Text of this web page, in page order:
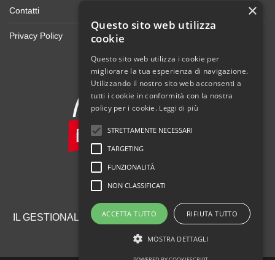
Contatti
Privacy Policy
IL GESTIONALE PER IL TUO NEGOZIO DI BICICLETTE
×
Questo sito web utilizza
cookie
Questo sito web utilizza i cookie per
migliorare la tua esperienza di navigazione.
Utilizzando il nostro sito web acconsenti a
tutti i cookie in conformità con la nostra
policy per i cookie. Leggi di più
STRETTAMENTE NECESSARI
TARGETING
FUNZIONALITÀ
NON CLASSIFICATI
ACCETTA TUTTO RIFIUTA TUTTO
MOSTRA DETTAGLI